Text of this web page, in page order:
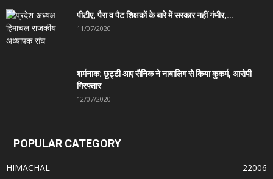
पीटीए, पैरा व पैट शिक्षकों के बारे में सरकार नहीं गंभीर,...
11/07/2020
शर्मनाक: छुट्टी आए सैनिक ने नाबालिग से किया कुकर्म, आरोपी
गिरफ्तार
12/07/2020
POPULAR CATEGORY
HIMACHAL
22006